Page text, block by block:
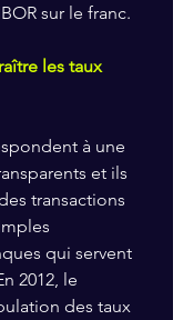
sur le franc.
les taux
à une
et ils
transactions
qui servent
2012, le
des taux